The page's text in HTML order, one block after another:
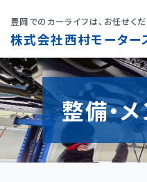
株式会社西村モーター
豊岡でのカーライフは、お任せくだ
整備・